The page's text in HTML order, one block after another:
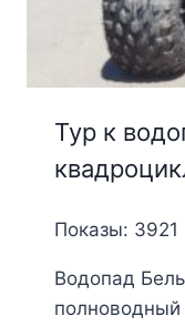
Тур к
Показы: 3921
Водопад